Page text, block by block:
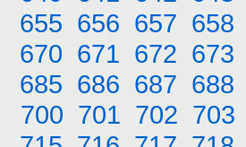
655 656 657 658
670 671 672 673
685 686 687 688
700 701 702 703